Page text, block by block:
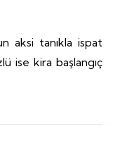
aksi tanıkla ispat
ise kira başlangıç